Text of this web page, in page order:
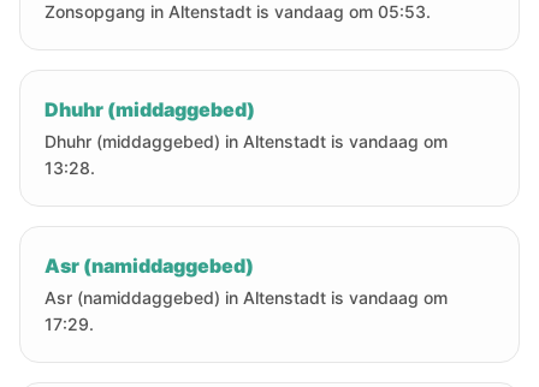
Zonsopgang in Altenstadt is vandaag om 05:53.
Dhuhr (middaggebed)
Dhuhr (middaggebed) in Altenstadt is vandaag om
13:28.
Asr (namiddaggebed)
Asr (namiddaggebed) in Altenstadt is vandaag om
17:29.